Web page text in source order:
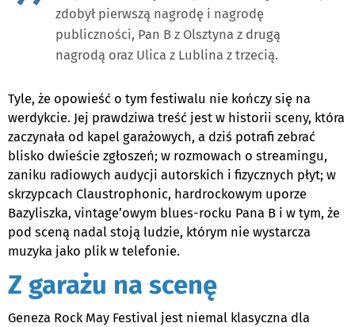
zdobył pierwszą nagrodę i nagrodę
publiczności, Pan B z Olsztyna z drugą
nagrodą oraz Ulica z Lublina z trzecią.
Tyle, że opowieść o tym festiwalu nie kończy się na
werdykcie. Jej prawdziwa treść jest w historii sceny, która
zaczynała od kapel garażowych, a dziś potrafi zebrać
blisko dwieście zgłoszeń; w rozmowach o streamingu,
zaniku radiowych audycji autorskich i fizycznych płyt; w
skrzypcach Claustrophonic, hardrockowym uporze
Bazyliszka, vintage’owym blues-rocku Pana B i w tym, że
pod sceną nadal stoją ludzie, którym nie wystarcza
muzyka jako plik w telefonie.
Z garażu na scenę
Geneza Rock May Festival jest niemal klasyczna dla